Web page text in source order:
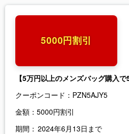
5000円割引
【5万円以上のメンズバッグ購入で
クーポンコード： PZN5AJY5
金額： 5000円割引
期間： 2024年6月13日まで